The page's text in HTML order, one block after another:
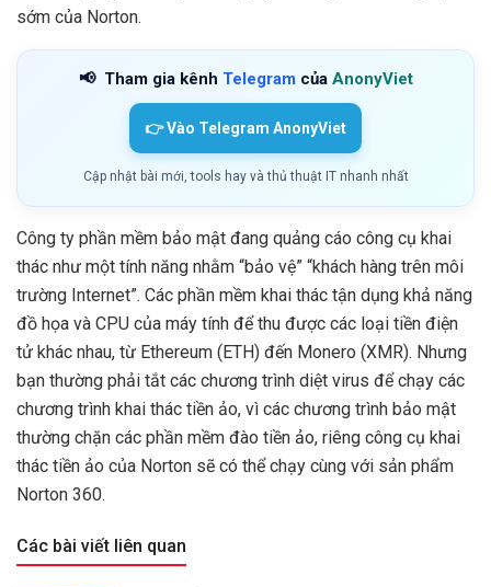
sớm của Norton.
📢 Tham gia kênh Telegram của AnonyViet
👉 Vào Telegram AnonyViet
Cập nhật bài mới, tools hay và thủ thuật IT nhanh nhất
Công ty phần mềm bảo mật đang quảng cáo công cụ khai
thác như một tính năng nhằm “bảo vệ” “khách hàng trên môi
trường Internet”. Các phần mềm khai thác tận dụng khả năng
đồ họa và CPU của máy tính để thu được các loại tiền điện
tử khác nhau, từ Ethereum (ETH) đến Monero (XMR). Nhưng
bạn thường phải tắt các chương trình diệt virus để chạy các
chương trình khai thác tiền ảo, vì các chương trình bảo mật
thường chặn các phần mềm đào tiền ảo, riêng công cụ khai
thác tiền ảo của Norton sẽ có thể chạy cùng với sản phẩm
Norton 360.
Các bài viết liên quan